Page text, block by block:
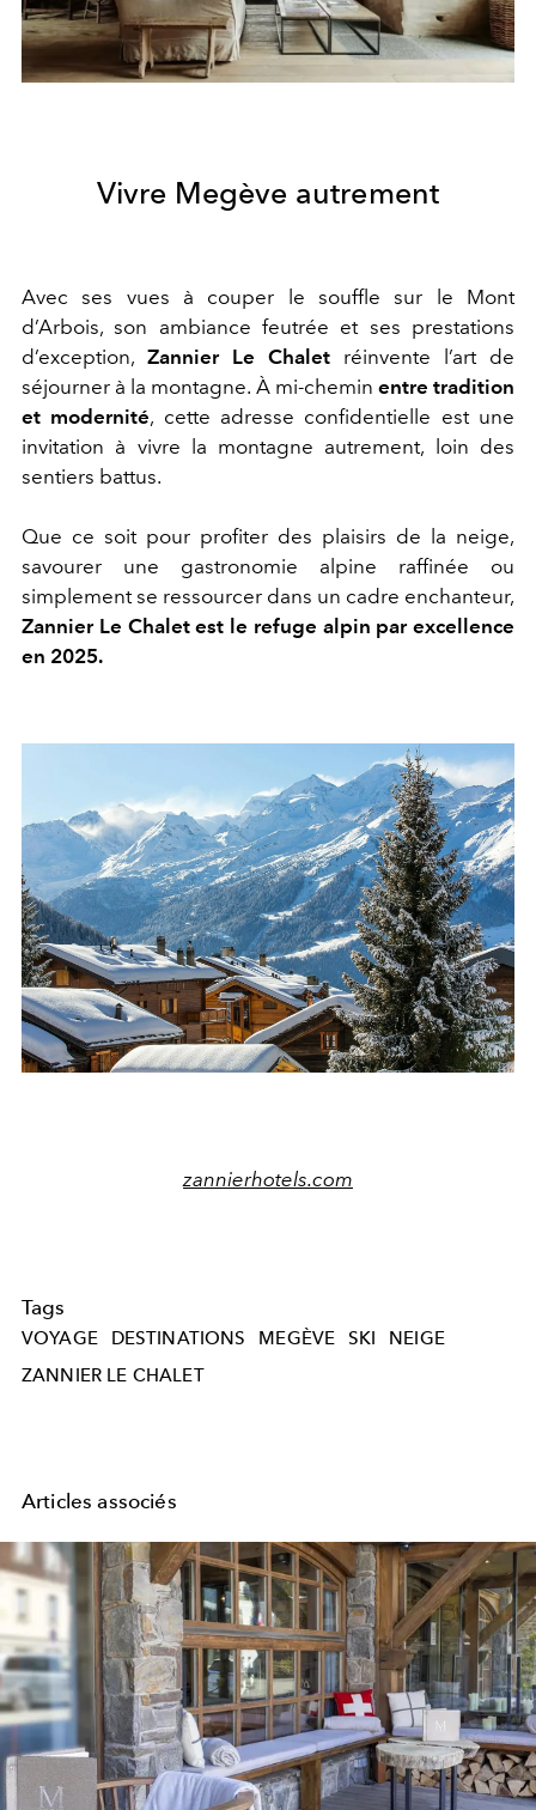
Vivre Megève autrement
Avec ses vues à couper le souffle sur le Mont
d’Arbois, son ambiance feutrée et ses prestations
d’exception, Zannier Le Chalet réinvente l’art de
séjourner à la montagne. À mi-chemin entre tradition
et modernité, cette adresse confidentielle est une
invitation à vivre la montagne autrement, loin des
sentiers battus.
Que ce soit pour profiter des plaisirs de la neige,
savourer une gastronomie alpine raffinée ou
simplement se ressourcer dans un cadre enchanteur,
Zannier Le Chalet est le refuge alpin par excellence
en 2025.
zannierhotels.com
Tags
VOYAGE DESTINATIONS MEGÈVE SKI
NEIGE
ZANNIER LE CHALET
Articles associés